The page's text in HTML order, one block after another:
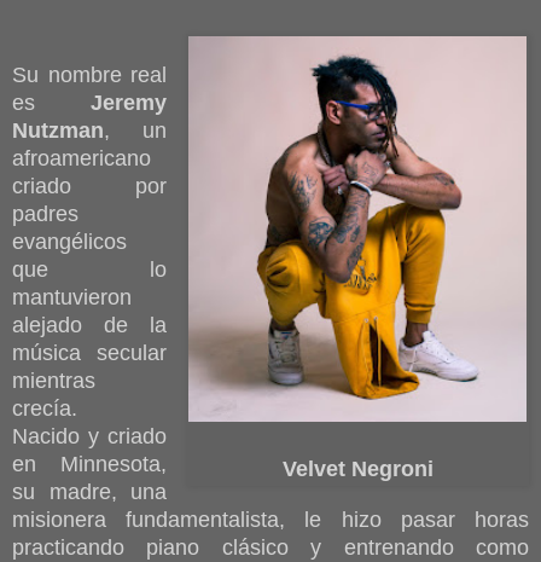
Velvet Negroni
Su nombre real
esJeremy
Nutzman, un
afroamericano
criado por
padres
evangélicos
que lo
mantuvieron
alejado de la
música secular
mientras
crecía.
Nacido y criado
en Minnesota,
su madre, una
misionera fundamentalista, le hizo pasar horas
practicando piano clásico y entrenando como